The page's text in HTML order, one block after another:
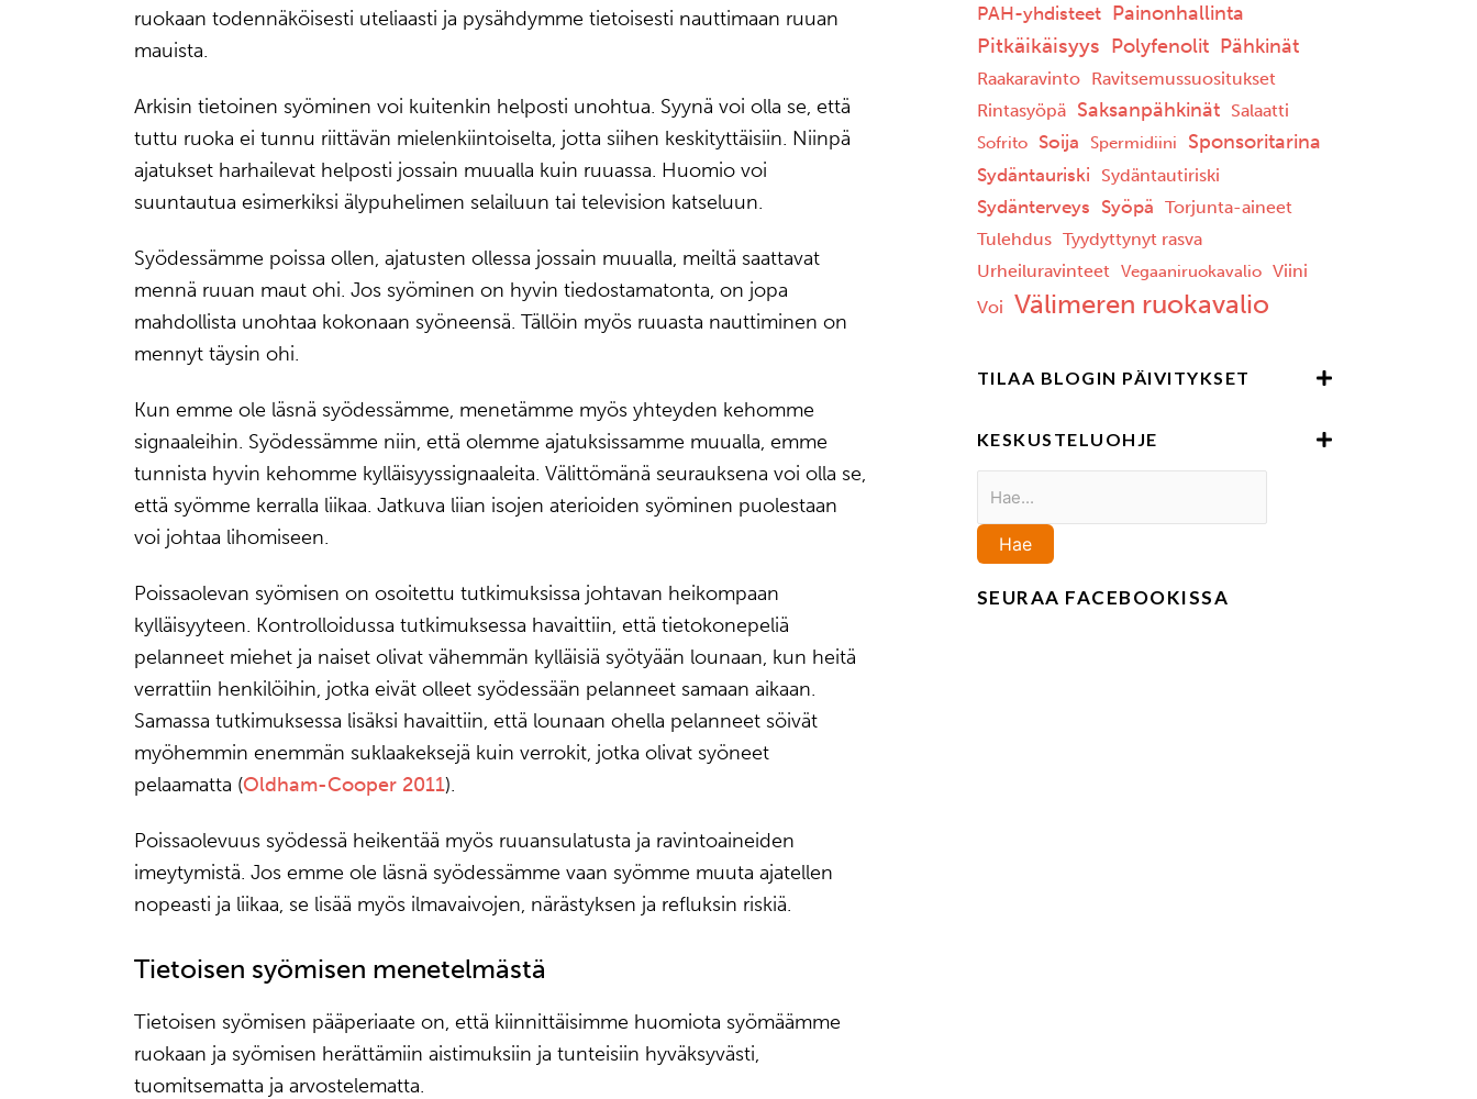
ruokaan todennäköisesti uteliaasti ja pysähdymme tietoisesti nauttimaan ruuan
mauista.
Arkisin tietoinen syöminen voi kuitenkin helposti unohtua. Syynä voi olla se, että
tuttu ruoka ei tunnu riittävän mielenkiintoiselta, jotta siihen keskityttäisiin. Niinpä
ajatukset harhailevat helposti jossain muualla kuin ruuassa. Huomio voi
suuntautua esimerkiksi älypuhelimen selailuun tai television katseluun.
Syödessämme poissa ollen, ajatusten ollessa jossain muualla, meiltä saattavat
mennä ruuan maut ohi. Jos syöminen on hyvin tiedostamatonta, on jopa
mahdollista unohtaa kokonaan syöneensä. Tällöin myös ruuasta nauttiminen on
mennyt täysin ohi.
Kun emme ole läsnä syödessämme, menetämme myös yhteyden kehomme
signaaleihin. Syödessämme niin, että olemme ajatuksissamme muualla, emme
tunnista hyvin kehomme kylläisyyssignaaleita. Välittömänä seurauksena voi olla se,
että syömme kerralla liikaa. Jatkuva liian isojen aterioiden syöminen puolestaan
voi johtaa lihomiseen.
Poissaolevan syömisen on osoitettu tutkimuksissa johtavan heikompaan
kylläisyyteen. Kontrolloidussa tutkimuksessa havaittiin, että tietokonepeliä
pelanneet miehet ja naiset olivat vähemmän kylläisiä syötyään lounaan, kun heitä
verrattiin henkilöihin, jotka eivät olleet syödessään pelanneet samaan aikaan.
Samassa tutkimuksessa lisäksi havaittiin, että lounaan ohella pelanneet söivät
myöhemmin enemmän suklaakeksejä kuin verrokit, jotka olivat syöneet
pelaamatta (Oldham-Cooper 2011).
Poissaolevuus syödessä heikentää myös ruuansulatusta ja ravintoaineiden
imeytymistä. Jos emme ole läsnä syödessämme vaan syömme muuta ajatellen
nopeasti ja liikaa, se lisää myös ilmavaivojen, närästyksen ja refluksin riskiä.
Tietoisen syömisen menetelmästä
Tietoisen syömisen pääperiaate on, että kiinnittäisimme huomiota syömäämme
ruokaan ja syömisen herättämiin aistimuksiin ja tunteisiin hyväksyvästi,
tuomitsematta ja arvostelematta.
PAH-yhdisteet Painonhallinta
Pitkäikäisyys Polyfenolit Pähkinät
Raakaravinto Ravitsemussuositukset
Rintasyöpä Saksanpähkinät Salaatti
Sofrito Soija Spermidiini Sponsoritarina
Sydäntauriski Sydäntautiriski
Sydänterveys Syöpä Torjunta-aineet
Tulehdus Tyydyttynyt rasva
Urheiluravinteet Vegaaniruokavalio Viini
Voi Välimeren ruokavalio
TILAA BLOGIN PÄIVITYKSET
KESKUSTELUOHJE
Hae
SEURAA FACEBOOKISSA